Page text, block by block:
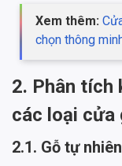
Xem thêm:
chọn thông
2. Phân tích
các loại cửa
2.1. Gỗ tự nhiên